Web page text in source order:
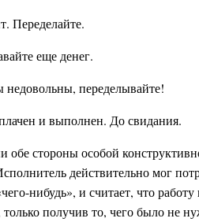
Переделайте.
еще денег.
переделывайте!
и выполнен. До свидания.
обе стороны особой
действительно мог
нибудь», и считает, что
получив то, чего было не